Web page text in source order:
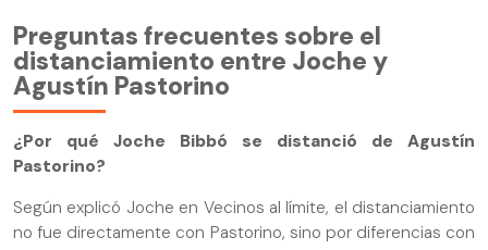
Preguntas frecuentes sobre el
distanciamiento entre Joche y
Agustín Pastorino
¿Por qué Joche Bibbó se distanció de Agustín
Pastorino?
Según explicó Joche en Vecinos al límite, el distanciamiento
no fue directamente con Pastorino, sino por diferencias con